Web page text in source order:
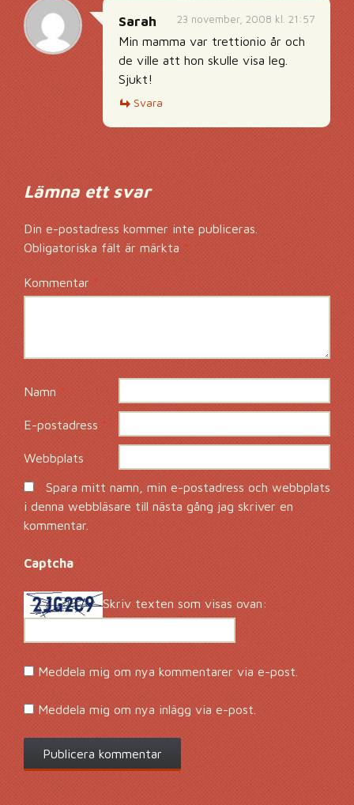
23 november, 2008 kl. 21:57
Sarah
Min mamma var trettionio år och
de ville att hon skulle visa leg.
Sjukt!
Svara
Lämna ett svar
Din e-postadress kommer inte publiceras.
Obligatoriska fält är märkta*
Kommentar *
Namn*
E-postadress*
Webbplats
Spara mitt namn, min e-postadress och webbplats
i denna webbläsare till nästa gång jag skriver en
kommentar.
Captcha *
Skriv texten som visas ovan:
Meddela mig om nya kommentarer via e-post.
Meddela mig om nya inlägg via e-post.